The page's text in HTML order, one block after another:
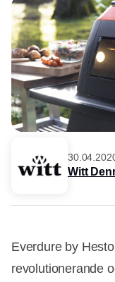
Witt
Everdure by
revolutionerande